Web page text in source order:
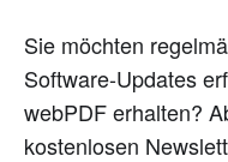
Sie möchten
Software-Updates
webPDF erhalten?
kostenlosen